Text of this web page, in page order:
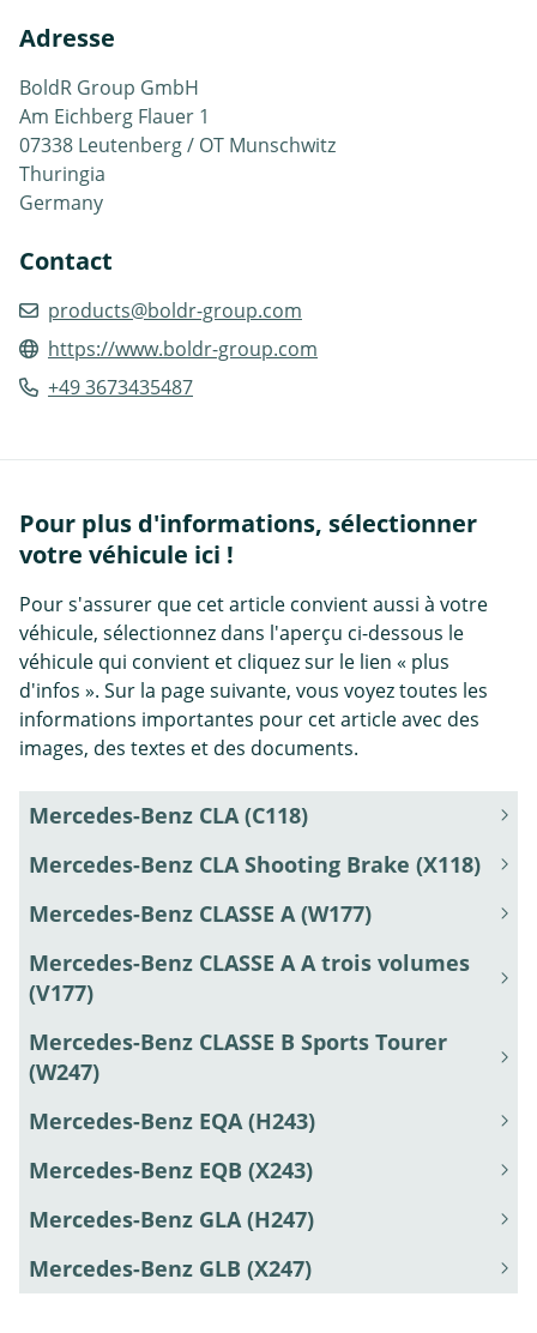
Adresse
BoldR Group GmbH
Am Eichberg Flauer 1
07338 Leutenberg / OT Munschwitz
Thuringia
Germany
Contact
products@boldr-group.com
https://www.boldr-group.com
+49 3673435487
Pour plus d'informations, sélectionner
votre véhicule ici !
Pour s'assurer que cet article convient aussi à votre
véhicule, sélectionnez dans l'aperçu ci-dessous le
véhicule qui convient et cliquez sur le lien « plus
d'infos ». Sur la page suivante, vous voyez toutes les
informations importantes pour cet article avec des
images, des textes et des documents.
Mercedes-Benz CLA (C118)
Mercedes-Benz CLA Shooting Brake (X118)
Mercedes-Benz CLASSE A (W177)
Mercedes-Benz CLASSE A A trois volumes
(V177)
Mercedes-Benz CLASSE B Sports Tourer
(W247)
Mercedes-Benz EQA (H243)
Mercedes-Benz EQB (X243)
Mercedes-Benz GLA (H247)
Mercedes-Benz GLB (X247)